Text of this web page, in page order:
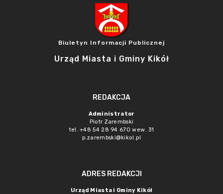
Biuletyn Informacji Publicznej
Urząd Miasta i Gminy Kikół
REDAKCJA
Administrator
Piotr Zarembski
tel. +48 54 28 94 670 wew. 31
p.zarembski@kikol.pl
ADRES REDAKCJI
Urząd Miasta i Gminy Kikół